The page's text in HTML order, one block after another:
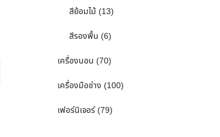
สีย้อมไม้ (13)
สีรองพื้น (6)
เครื่องนอน (70)
เครื่องมือช่าง (100)
เฟอร์นิเจอร์ (79)